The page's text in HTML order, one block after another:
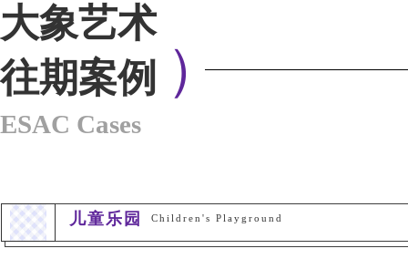
大象艺术
往期案例
ESAC Cases
）
儿童乐园 Children's Playground